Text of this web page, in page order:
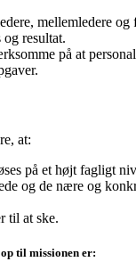
mellemledere og
resultat.
på at
at:
på et højt fagligt
og de nære og
til at ske.
til missionen er: